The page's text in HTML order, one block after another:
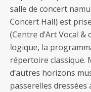
salle de concert
Concert Hall) est
(Centre d’Art Vocal
logique, la
répertoire classique.
d’autres horizons
passerelles dressées